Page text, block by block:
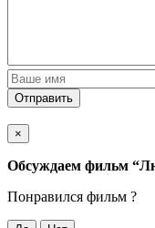
Отправить
×
Обсуждаем фильм
Понравился фильм ?